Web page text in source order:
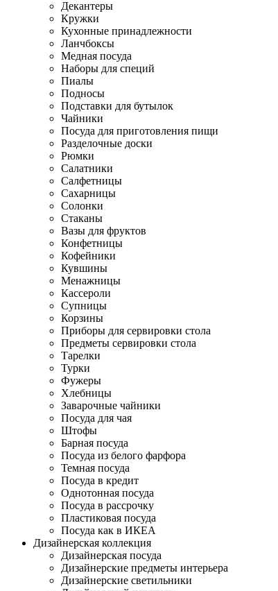
Декантеры
Кружки
Кухонные принадлежности
Ланчбоксы
Медная посуда
Наборы для специй
Пиалы
Подносы
Подставки для бутылок
Чайники
Посуда для приготовления пищи
Разделочные доски
Рюмки
Салатники
Салфетницы
Сахарницы
Солонки
Стаканы
Вазы для фруктов
Конфетницы
Кофейники
Кувшины
Менажницы
Кассероли
Супницы
Корзины
Приборы для сервировки стола
Предметы сервировки стола
Тарелки
Турки
Фужеры
Хлебницы
Заварочные чайники
Посуда для чая
Штофы
Барная посуда
Посуда из белого фарфора
Темная посуда
Посуда в кредит
Однотонная посуда
Посуда в рассрочку
Пластиковая посуда
Посуда как в ИКЕА
Дизайнерская коллекция
Дизайнерская посуда
Дизайнерские предметы интерьера
Дизайнерские светильники